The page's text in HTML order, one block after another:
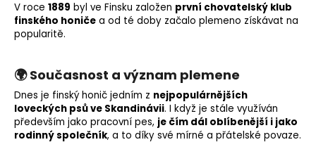
V roce 1889 byl ve Finsku založen první chovatelský klub
finského honiče a od té doby začalo plemeno získávat na
popularitě.
🌍Současnost a význam plemene
Dnes je finský honič jedním z nejpopulárnějších
loveckých psů ve Skandinávii. I když je stále využíván
především jako pracovní pes, je čím dál oblíbenější i jako
rodinný společník, a to díky své mírné a přátelské povaze.